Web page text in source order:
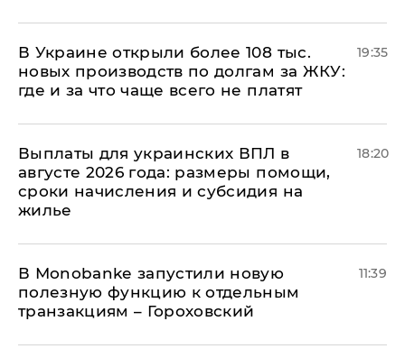
В Украине открыли более 108 тыс.
новых производств по долгам за ЖКУ:
где и за что чаще всего не платят
19:35
Выплаты для украинских ВПЛ в
августе 2026 года: размеры помощи,
сроки начисления и субсидия на
жилье
18:20
В Мonobankе запустили новую
полезную функцию к отдельным
транзакциям – Гороховский
11:39